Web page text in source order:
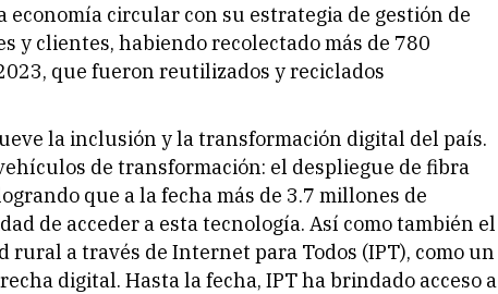
economía circular con su estrategia de gestión de
y clientes, habiendo recolectado más de 780
que fueron reutilizados y reciclados
la inclusión y la transformación digital del país.
de transformación: el despliegue de fibra
que a la fecha más de 3.7 millones de
de acceder a esta tecnología. Así como también el
rural a través de Internet para Todos (IPT), como un
digital. Hasta la fecha, IPT ha brindado acceso a